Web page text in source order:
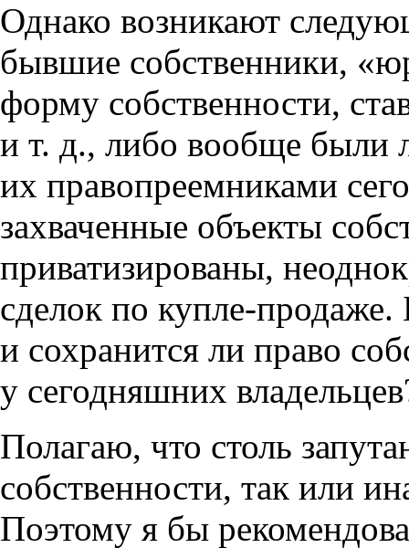
Однако возникают
бывшие собственники,
форму собственности,
и т. д., либо вообще были
их правопреемниками
захваченные объекты
приватизированы,
сделок по купле-
и сохранится ли право
у сегодняшних
Полагаю, что столь
собственности, так или
Поэтому я бы